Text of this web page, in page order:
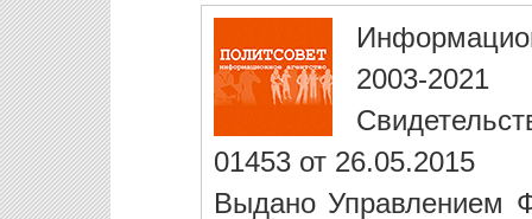
2003-2021
01453 от 26.05.2015
Выдано Управлением